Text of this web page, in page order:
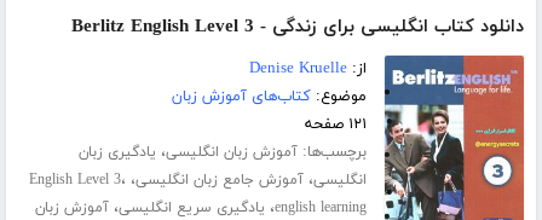
دانلود کتاب انگلیسی برای زندگی - Berlitz English Level 3
از:Denise Kruelle
موضوع:کتاب‌های آموزش زبان
۱۲۱ صفحه
برچسب‌ها:آموزش زبان انگلیسی، یادگیری زبان
انگلیسی،آموزش جامع زبان انگلیسی، English Level 3،
english learning، یادگیری سریع انگلیسی،آموزش زبان